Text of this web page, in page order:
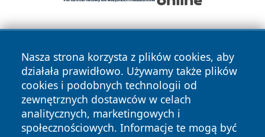
Nasza strona korzysta z plików cookies, aby
działała prawidłowo. Używamy także plików
cookies i podobnych technologii od
zewnętrznych dostawców w celach
analitycznych, marketingowych i
społecznościowych. Informacje te mogą być
Copyright © 2026 zywieconline.pl Wszystkie prawa
zastrzeżone.